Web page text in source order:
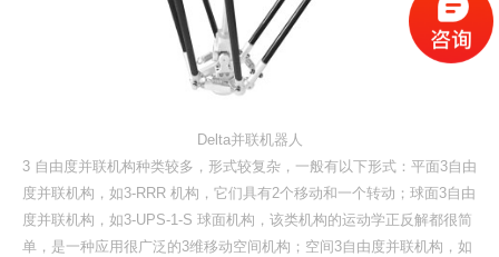
Delta并联机器人
3 自由度并联机构种类较多，形式较复杂，一般有以下形式：平面3自由
度并联机构，如3-RRR 机构，它们具有2个移动和一个转动；球面3自由
度并联机构，如3-UPS-1-S 球面机构，该类机构的运动学正反解都很简
单，是一种应用很广泛的3维移动空间机构；空间3自由度并联机构，如